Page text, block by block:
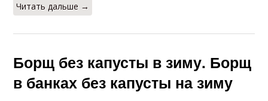
Читать дальше →
Борщ без капусты в зиму. Борщ
в банках без капусты на зиму